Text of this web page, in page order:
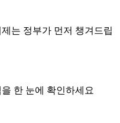
는 정부가 먼저 챙겨드립
한 눈에 확인하세요